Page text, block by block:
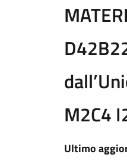
M2C4
Ultimo